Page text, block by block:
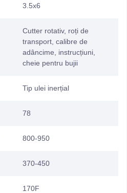
3.5х6
Cutter rotativ, roți de
transport, calibre de
adâncime, instrucțiuni,
cheie pentru bujii
Tip ulei inerțial
78
800-950
370-450
170F